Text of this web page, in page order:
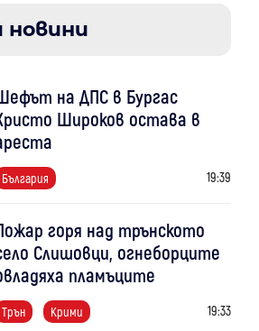
новини
на ДПС в Бургас
Широков остава в
България 19:39
горя над трънското
Слишовци, огнеборците
пламъците
Трън Крими 19:33